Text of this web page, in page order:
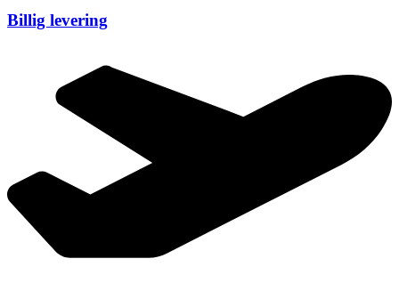
Billig levering